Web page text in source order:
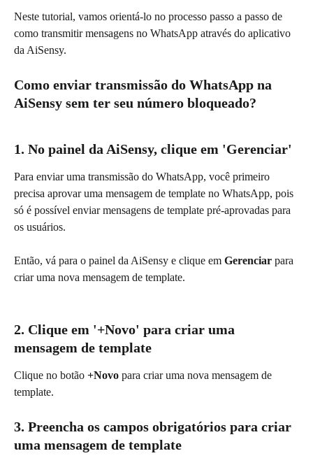
Neste tutorial, vamos orientá-lo no processo passo a passo de
como transmitir mensagens no WhatsApp através do aplicativo
da AiSensy.
Como enviar transmissão do WhatsApp na
AiSensy sem ter seu número bloqueado?
1. No painel da AiSensy, clique em 'Gerenciar'
Para enviar uma transmissão do WhatsApp, você primeiro
precisa aprovar uma mensagem de template no WhatsApp, pois
só é possível enviar mensagens de template pré-aprovadas para
os usuários.
Então, vá para o painel da AiSensy e clique em Gerenciar para
criar uma nova mensagem de template.
2. Clique em '+Novo' para criar uma
mensagem de template
Clique no botão +Novo para criar uma nova mensagem de
template.
3. Preencha os campos obrigatórios para criar
uma mensagem de template